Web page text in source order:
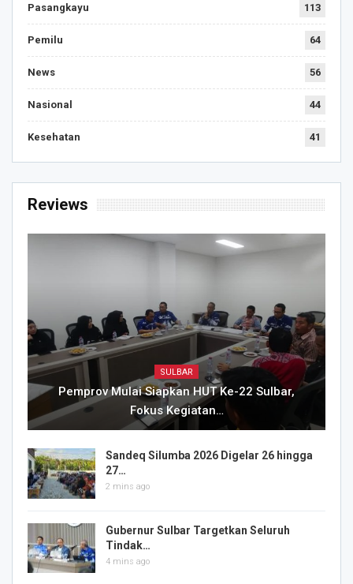
Pasangkayu 113
Pemilu 64
News 56
Nasional 44
Kesehatan 41
Reviews
SULBAR
Pemprov Mulai Siapkan HUT Ke-22 Sulbar,
Fokus Kegiatan…
Sandeq Silumba 2026 Digelar 26 hingga
27…
2 mins ago
Gubernur Sulbar Targetkan Seluruh
Tindak…
4 mins ago